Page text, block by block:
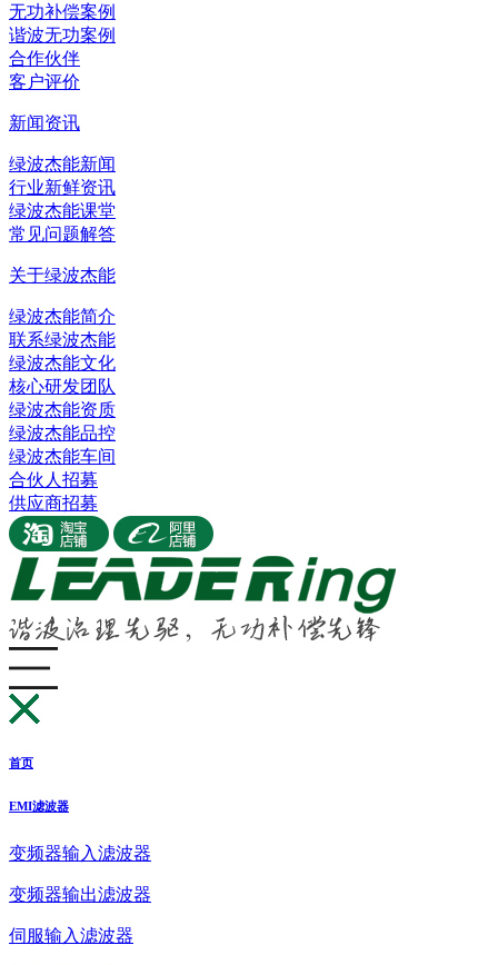
无功补偿案例
谐波无功案例
合作伙伴
客户评价
新闻资讯
绿波杰能新闻
行业新鲜资讯
绿波杰能课堂
常见问题解答
关于绿波杰能
绿波杰能简介
联系绿波杰能
绿波杰能文化
核心研发团队
绿波杰能资质
绿波杰能品控
绿波杰能车间
合伙人招募
供应商招募
首页
EMI滤波器
变频器输入滤波器
变频器输出滤波器
伺服输入滤波器